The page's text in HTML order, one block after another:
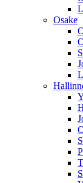
Osake